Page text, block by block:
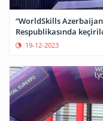
“WorldSkills
Respublikasında
19-12-2023